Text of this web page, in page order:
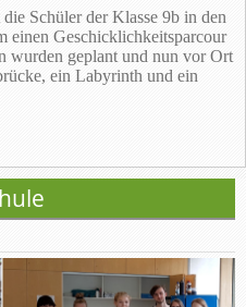
Schüler der Klasse 9b in den
einen Geschicklichkeitsparcour
wurden geplant und nun vor Ort
ein Labyrinth und ein